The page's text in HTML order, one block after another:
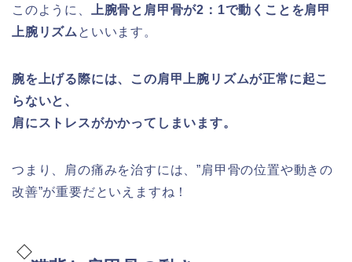
このように、
上腕骨と肩甲骨が2：1で動くことを肩甲
上腕リズム といいます。
腕を上げる際には、この肩甲上腕リズムが正常に起こ
らないと、
肩にストレスがかかってしまいます。
つまり、肩の痛みを治すには、”肩甲骨の位置や動きの
改善”が重要だといえますね！